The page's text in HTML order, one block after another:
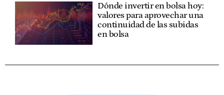
Dónde invertir en bolsa hoy:
valores para aprovechar una
continuidad de las subidas
en bolsa